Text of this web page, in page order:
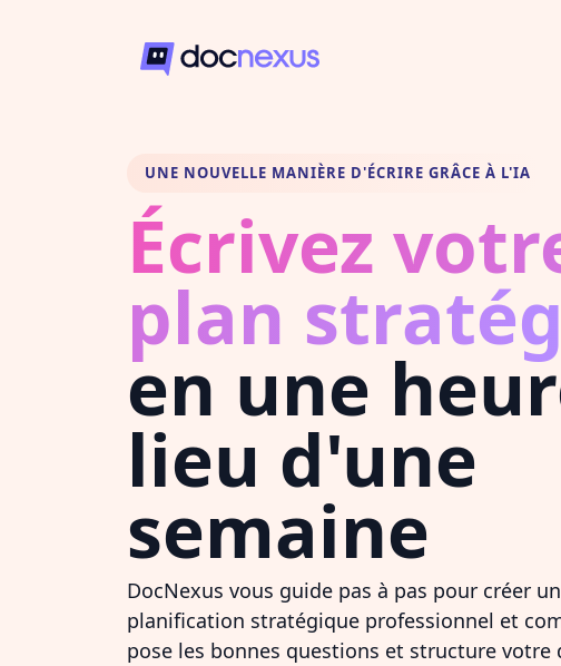
UNE NOUVELLE MANIÈRE D'ÉCRIRE GRÂCE À L'IA
Écrivez
plan
en une
lieu d'une
semaine
DocNexus vous guide pas à pas pour créer
planification stratégique professionnel et
pose les bonnes questions et structure votre